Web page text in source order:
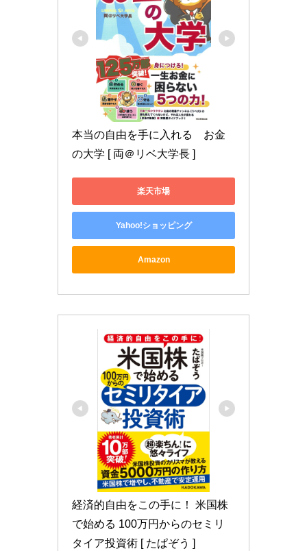
本当の自由を手に入れる　お金
の大学 [ 両＠リベ大学長 ]
楽天市場
Yahoo!ショッピング
Amazon
経済的自由をこの手に！ 米国株
で始める 100万円からのセミリ
タイア投資術 [ たぱぞう ]